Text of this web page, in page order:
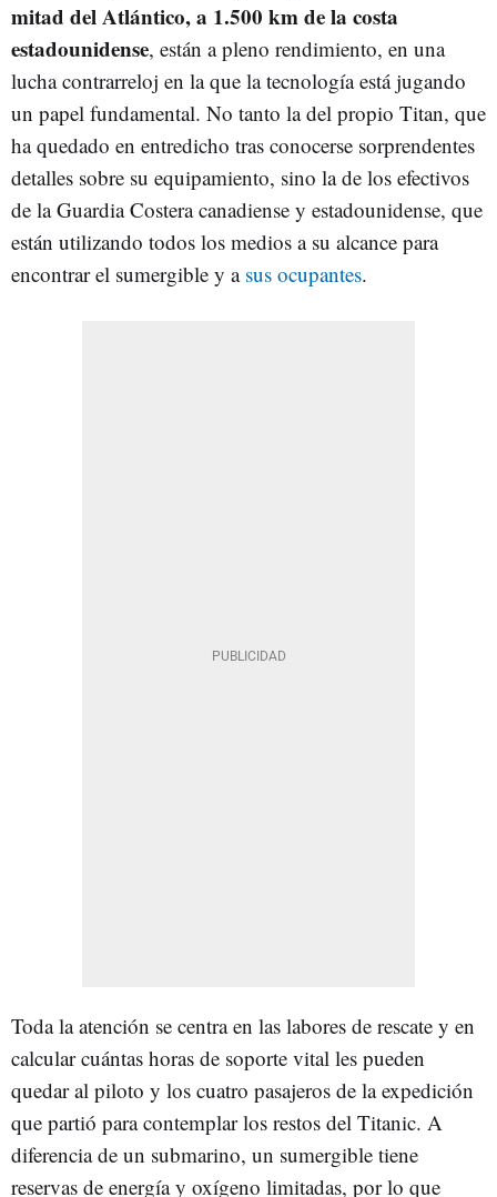
mitad del Atlántico, a 1.500 km de la costa
estadounidense, están a pleno rendimiento, en una
lucha contrarreloj en la que la tecnología está jugando
un papel fundamental. No tanto la del propio Titan, que
ha quedado en entredicho tras conocerse sorprendentes
detalles sobre su equipamiento, sino la de los efectivos
de la Guardia Costera canadiense y estadounidense, que
están utilizando todos los medios a su alcance para
encontrar el sumergible y a sus ocupantes.
Toda la atención se centra en las labores de rescate y en
calcular cuántas horas de soporte vital les pueden
quedar al piloto y los cuatro pasajeros de la expedición
que partió para contemplar los restos del Titanic. A
diferencia de un submarino, un sumergible tiene
reservas de energía y oxígeno limitadas, por lo que